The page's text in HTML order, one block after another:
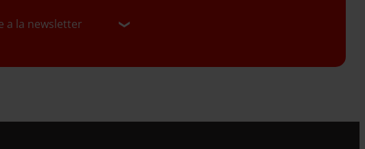
a la newsletter